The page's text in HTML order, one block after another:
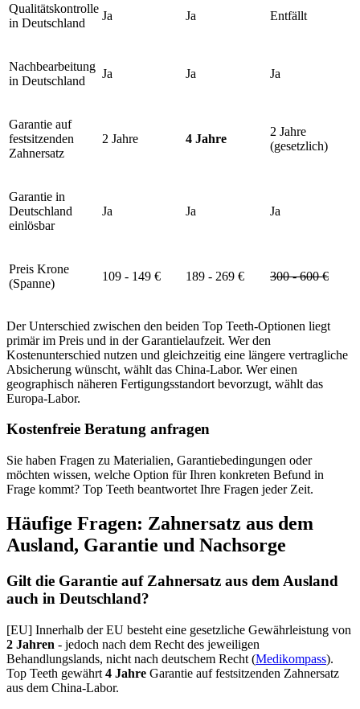
Qualitätskontrolle
in Deutschland
Ja Ja Entfällt
Nachbearbeitung
in Deutschland
Ja Ja Ja
Garantie auf
festsitzenden
Zahnersatz
2 Jahre 4 Jahre
2 Jahre
(gesetzlich)
Garantie in
Deutschland
einlösbar
Ja Ja Ja
Preis Krone
(Spanne)
109 - 149 € 189 - 269 € 300 - 600 €
Der Unterschied zwischen den beiden Top Teeth-Optionen liegt
primär im Preis und in der Garantielaufzeit. Wer den
Kostenunterschied nutzen und gleichzeitig eine längere vertragliche
Absicherung wünscht, wählt das China-Labor. Wer einen
geographisch näheren Fertigungsstandort bevorzugt, wählt das
Europa-Labor.
Kostenfreie Beratung anfragen
Sie haben Fragen zu Materialien, Garantiebedingungen oder
möchten wissen, welche Option für Ihren konkreten Befund in
Frage kommt? Top Teeth beantwortet Ihre Fragen jeder Zeit.
Häufige Fragen: Zahnersatz aus dem
Ausland, Garantie und Nachsorge
Gilt die Garantie auf Zahnersatz aus dem Ausland
auch in Deutschland?
[EU] Innerhalb der EU besteht eine gesetzliche Gewährleistung von
2 Jahren - jedoch nach dem Recht des jeweiligen
Behandlungslands, nicht nach deutschem Recht (Medikompass).
Top Teeth gewährt 4 Jahre Garantie auf festsitzenden Zahnersatz
aus dem China-Labor.